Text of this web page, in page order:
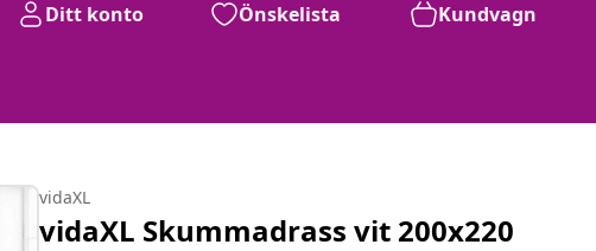
Ditt konto Önskelista Kundvagn
vidaXL
vidaXL Skummadrass vit 200x220